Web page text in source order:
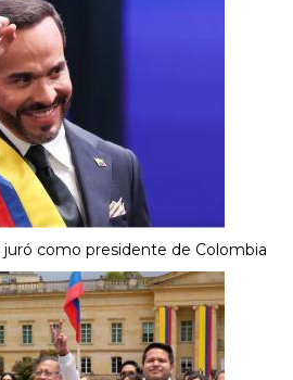
juró como presidente de Colombia